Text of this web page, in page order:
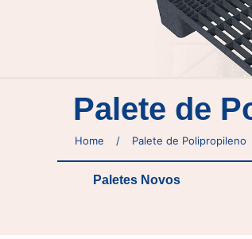
Palete de
Home / Palete de Polipropileno
Paletes Novos